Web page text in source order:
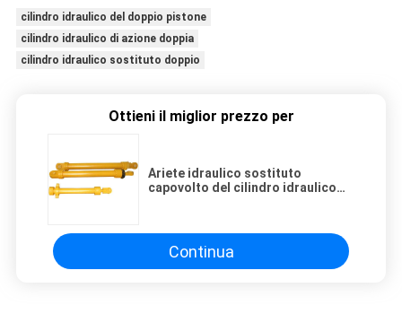
cilindro idraulico del doppio pistone
cilindro idraulico di azione doppia
cilindro idraulico sostituto doppio
Ottieni il miglior prezzo per
Ariete idraulico sostituto
capovolto del cilindro idraulico
Continua